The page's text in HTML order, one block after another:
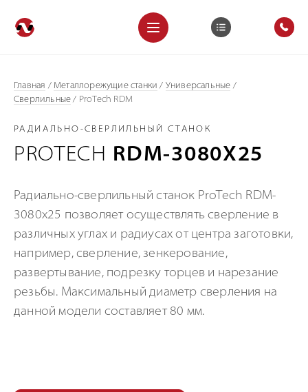
Главная / Металлорежущие станки / Универсальные /
Сверлильные / ProTech RDM
РАДИАЛЬНО-СВЕРЛИЛЬНЫЙ СТАНОК
PROTECH RDM-3080X25
Радиально-сверлильный станок ProTech RDM-
3080x25 позволяет осуществлять сверление в
различных углах и радиусах от центра заготовки,
например, сверление, зенкерование,
развертывание, подрезку торцев и нарезание
резьбы. Максимальный диаметр сверления на
данной модели составляет 80 мм.